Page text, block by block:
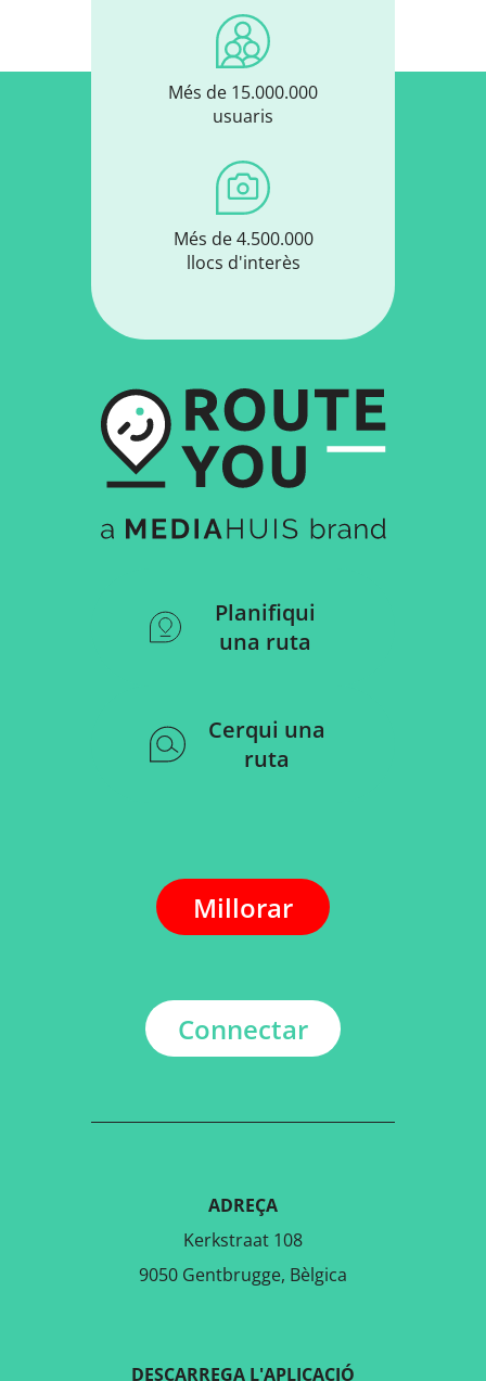
Més de 15.000.000
usuaris
Més de 4.500.000
llocs d'interès
Planifiqui
una ruta
Cerqui una
ruta
Millorar
Connectar
ADREÇA
Kerkstraat 108
9050 Gentbrugge, Bèlgica
DESCARREGA L'APLICACIÓ